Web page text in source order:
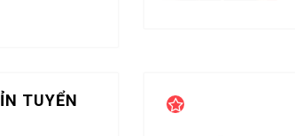
TUYỂN